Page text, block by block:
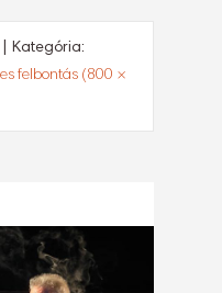
| Kategória:
felbontás (800 ×